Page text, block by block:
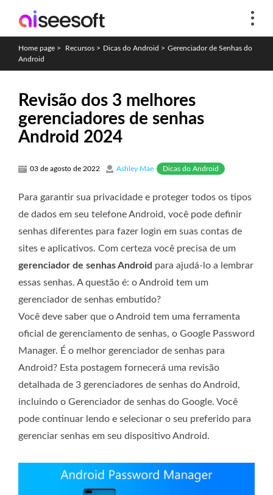
Home page > Recursos > Dicas do Android > Gerenciador de Senhas do
Android
Revisão dos 3 melhores
gerenciadores de senhas
Android 2024
03 de agosto de 2022 Ashley Mae Dicas do Android
Para garantir sua privacidade e proteger todos os tipos
de dados em seu telefone Android, você pode definir
senhas diferentes para fazer login em suas contas de
sites e aplicativos. Com certeza você precisa de um
gerenciador de senhas Android para ajudá-lo a lembrar
essas senhas. A questão é: o Android tem um
gerenciador de senhas embutido?
Você deve saber que o Android tem uma ferramenta
oficial de gerenciamento de senhas, o Google Password
Manager. É o melhor gerenciador de senhas para
Android? Esta postagem fornecerá uma revisão
detalhada de 3 gerenciadores de senhas do Android,
incluindo o Gerenciador de senhas do Google. Você
pode continuar lendo e selecionar o seu preferido para
gerenciar senhas em seu dispositivo Android.